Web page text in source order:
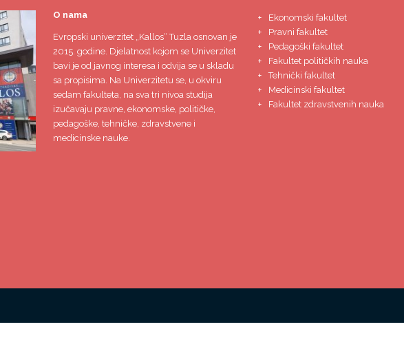
O nama
Evropski univerzitet „Kallos“ Tuzlaosnovan je
2015. godine. Djelatnost kojom se Univerzitet
bavi je od javnog interesa i odvija se u skladu
sa propisima. Na Univerzitetu se, u okviru
sedam fakulteta, na sva tri nivoa studija
izučavaju pravne, ekonomske, političke,
pedagoške, tehničke, zdravstvene i
medicinske nauke.
Ekonomski fakultet
Pravni fakultet
Pedagoški fakultet
Fakultet političkih nauka
Tehnički fakultet
Medicinski fakultet
Fakultet zdravstvenih nauka